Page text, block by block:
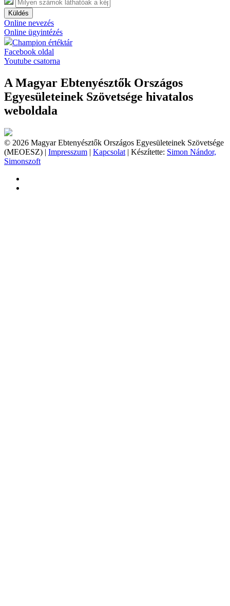
Küldés
Online nevezés
Online ügyintézés
Champion értéktár
Facebook oldal
Youtube csatorna
A Magyar Ebtenyésztők Országos
Egyesületeinek Szövetsége hivatalos
weboldala
© 2026 Magyar Ebtenyésztők Országos Egyesületeinek Szövetsége
(MEOESZ) | Impresszum | Kapcsolat | Készítette: Simon Nándor,
Simonszoft